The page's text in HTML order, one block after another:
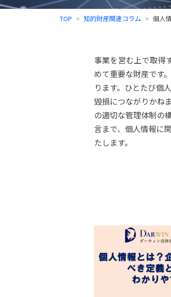
TOP 知的財産関連コラム 個人
事業を営む上で取得
めて重要な財産です
ります。ひとたび個
毀損につながりかね
の適切な管理体制の
言まで、個人情報に
たします。